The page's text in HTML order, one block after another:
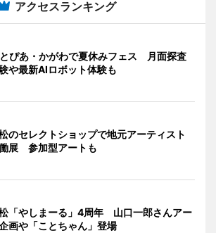
アクセスランキング
ぴあ・かがわで夏休みフェス 月面探査
や最新AIロボット体験も
のセレクトショップで地元アーティスト
展 参加型アートも
「やしまーる」4周年 山口一郎さんアー
画や「ことちゃん」登場